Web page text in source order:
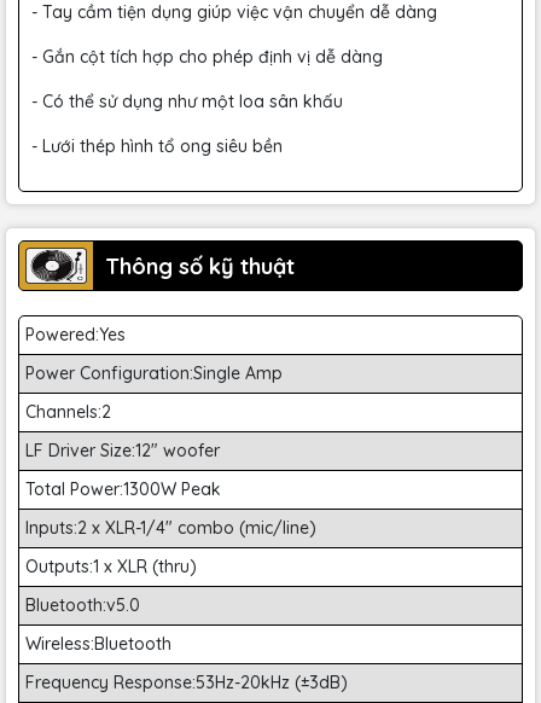
- Tay cầm tiện dụng giúp việc vận chuyển dễ dàng
- Gắn cột tích hợp cho phép định vị dễ dàng
- Có thể sử dụng như một loa sân khấu
- Lưới thép hình tổ ong siêu bền
Thông số kỹ thuật
Powered:Yes
Power Configuration:Single Amp
Channels:2
LF Driver Size:12" woofer
Total Power:1300W Peak
Inputs:2 x XLR-1/4" combo (mic/line)
Outputs:1 x XLR (thru)
Bluetooth:v5.0
Wireless:Bluetooth
Frequency Response:53Hz-20kHz (±3dB)